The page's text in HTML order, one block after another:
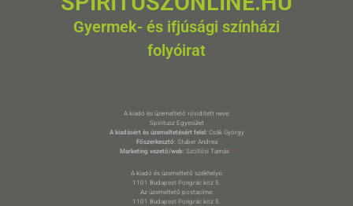
Gyermek- és ifjúsági színházi
folyóirat
A kiadó és üzemeltető rövidített neve:
Spiritusz Egyesület
A kiadásért és üzemeltetésért felel:Csák György
Főszerkesztő:Stuber Andrea
Marketing vezető/web: Szöllősi Tamás *
A kiadó és üzemeltető székhelye:
1101 Budapest Pongrác köz 5.
Az üzemeltető postacíme:
1101 Budapest Pongrác köz 5.